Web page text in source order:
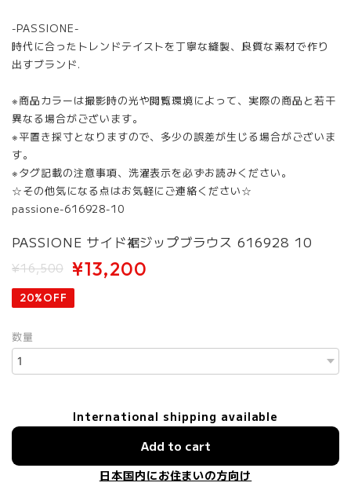
-PASSIONE-
時代に合ったトレンドテイストを丁寧な縫製、良質な素材で作り
出すブランド.
※商品カラーは撮影時の光や閲覧環境によって、実際の商品と若干
異なる場合がございます。
※平置き採寸となりますので、多少の誤差が生じる場合がございま
す。
※タグ記載の注意事項、洗濯表示を必ずお読みください。
☆その他気になる点はお気軽にご連絡ください☆
passione-616928-10
PASSIONE サイド裾ジップブラウス 616928 10
¥16,500 ¥13,200
20%OFF
数量
International shipping available
Add to cart
日本国内にお住まいの方向け